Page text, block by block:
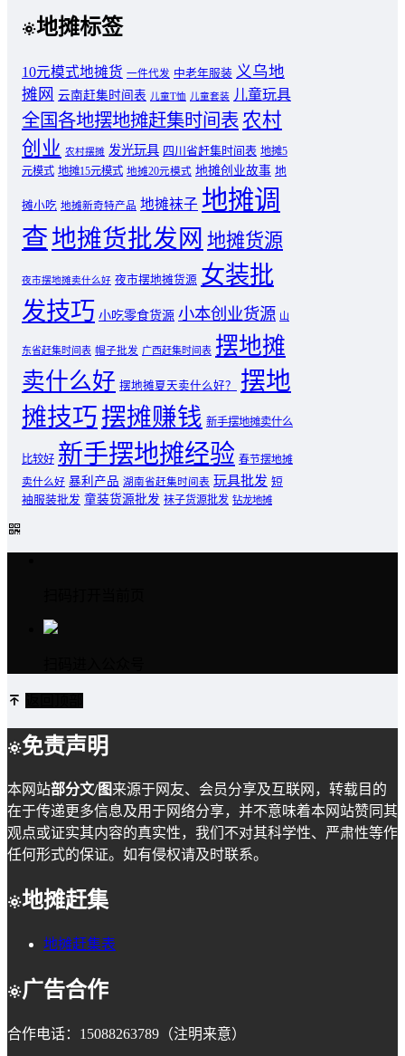
地摊标签
10元模式地摊货 一件代发 中老年服装 义乌地
摊网 云南赶集时间表 儿童T恤 儿童套装 儿童玩具
全国各地摆地摊赶集时间表 农村
创业 农村摆摊 发光玩具 四川省赶集时间表 地摊5
元模式 地摊15元模式 地摊20元模式 地摊创业故事 地
摊小吃 地摊新奇特产品 地摊袜子 地摊调
查地摊货批发网 地摊货源
夜市摆地摊卖什么好 夜市摆地摊货源 女装批
发技巧 小吃零食货源 小本创业货源 山
东省赶集时间表 帽子批发 广西赶集时间表 摆地摊
卖什么好 摆地摊夏天卖什么好？
摆地
摊技巧摆摊赚钱 新手摆地摊卖什么
比较好 新手摆地摊经验 春节摆地摊
卖什么好 暴利产品 湖南省赶集时间表 玩具批发 短
袖服装批发 童装货源批发 袜子货源批发 钻龙地摊
免责声明
本网站部分文/图来源于网友、会员分享及互联网，转载目的
在于传递更多信息及用于网络分享，并不意味着本网站赞同其
观点或证实其内容的真实性，我们不对其科学性、严肃性等作
任何形式的保证。如有侵权请及时联系。
地摊赶集
地摊赶集表
广告合作
合作电话：15088263789（注明来意）